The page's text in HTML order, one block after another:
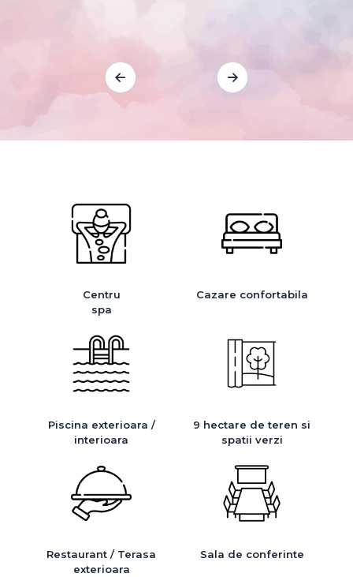
Centru
spa
Cazare confortabila
Piscina exterioara /
interioara
9 hectare de teren si
spatii verzi
Restaurant / Terasa
exterioara
Sala de conferinte